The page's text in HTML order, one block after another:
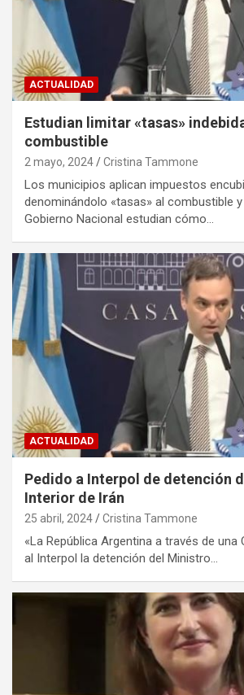
ACTUALIDAD
Estudian limitar «tasas»
combustible
2 mayo, 2024 Cristina Tammone
Los municipios aplican impuestos
denominándolo «tasas» al combustible
Gobierno Nacional estudian cómo…
ACTUALIDAD
Pedido a Interpol de detención
Interior de Irán
25 abril, 2024 Cristina Tammone
«La República Argentina a través de una
al Interpol la detención del Ministro…